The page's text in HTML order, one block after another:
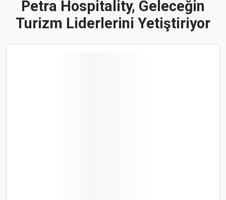
Petra Hospitality, Geleceğin
Turizm Liderlerini Yetiştiriyor